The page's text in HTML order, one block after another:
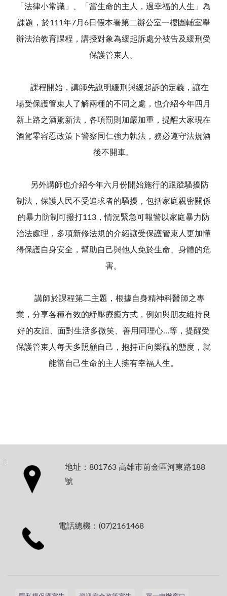
「法律小常識」、「當生命的主人，過幸福的人生」為
課題，於111年7月6日假本署第二辦公室一樓團輔室舉
辦法治教育課程，講授對象為緩起訴處分被告及緩刑受
保護管束人。
課程開始，講師先說明緩刑與緩起訴的定義，讓在
場受保護管束人了解兩種的不同之處，也介紹今年四月
新上路之酒駕新法，各項罰則加嚴加重，提醒大家現在
酒駕零容忍政策下警察同仁強力執法，務必遵守法規酒
後不開車。
另外講師也介紹今年六月份開始施行的跟蹤騷擾防
制法，保護人民不受追求者的騷擾，包括家庭親密關係
的暴力防制可撥打113，情況緊急可報警以家庭暴力防
治法處理，多項新修法規的介紹讓受保護管束人更加懂
得保護自身安全，幫助自己與他人免於生命、身體的危
害。
講師於課程第二主題，根據自身精神科醫師之專
業，分享各種有效的紓壓療癒方式，例如與朋友維持良
好的友誼、面對生活多微笑、善用同理心…等，提醒受
保護管束人每天多照顧自己，抱持正向樂觀的態度，就
能當自己生命的主人擁有幸福人生。
:::
地址：801763 高雄市前金區河東路188
號
電話總機：(07)2161468